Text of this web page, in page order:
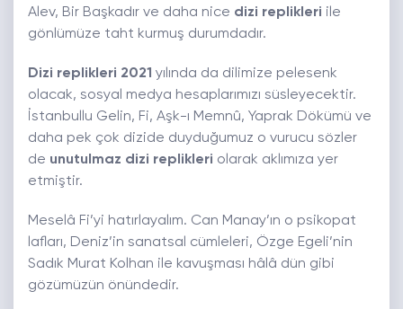
Alev, Bir Başkadır ve daha nice dizi replikleri ile
gönlümüze taht kurmuş durumdadır.
Dizi replikleri 2021 yılında da dilimize pelesenk
olacak, sosyal medya hesaplarımızı süsleyecektir.
İstanbullu Gelin, Fi, Aşk-ı Memnû, Yaprak Dökümü ve
daha pek çok dizide duyduğumuz o vurucu sözler
de unutulmaz dizi replikleri olarak aklımıza yer
etmiştir.
Meselâ Fi’yi hatırlayalım. Can Manay’ın o psikopat
lafları, Deniz’in sanatsal cümleleri, Özge Egeli’nin
Sadık Murat Kolhan ile kavuşması hâlâ dün gibi
gözümüzün önündedir.